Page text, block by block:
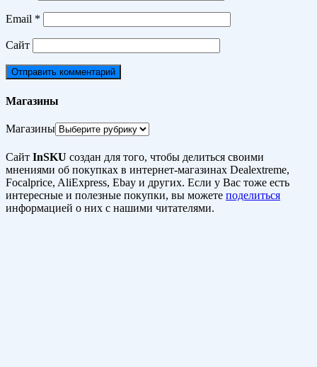
Email *
Сайт
Магазины
Магазины
Сайт InSKU создан для того, чтобы делиться своими
мнениями об покупках в интернет-магазинах Dealextreme,
Focalprice, AliExpress, Ebay и других. Если у Вас тоже есть
интересные и полезные покупки, вы можете поделиться
информацией о них с нашими читателями.